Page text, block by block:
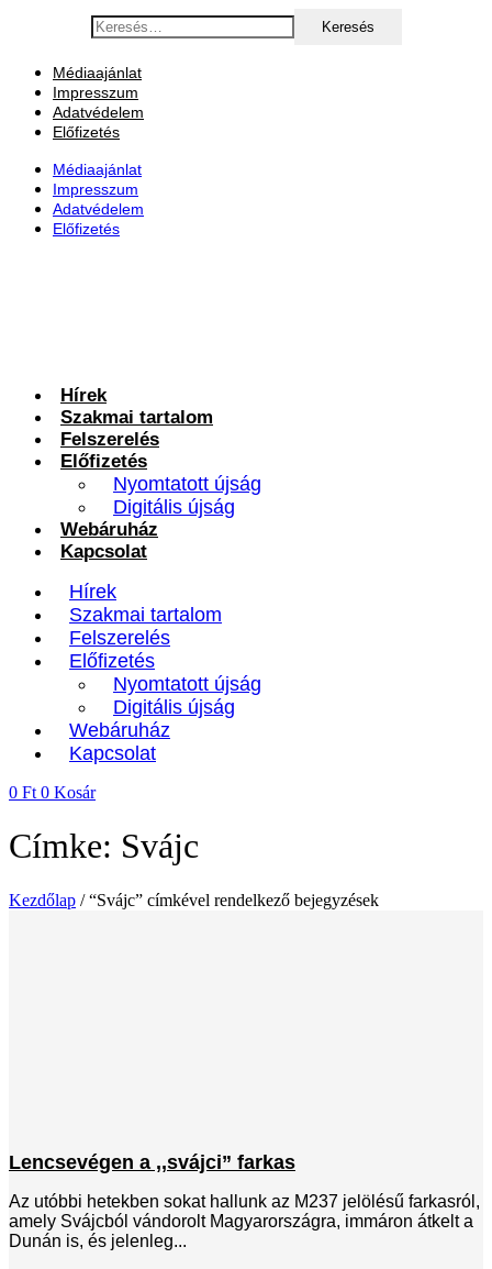
Keresés:
Médiaajánlat
Impresszum
Adatvédelem
Előfizetés
Médiaajánlat
Impresszum
Adatvédelem
Előfizetés
Hírek
Szakmai tartalom
Felszerelés
Előfizetés
Nyomtatott újság
Digitális újság
Webáruház
Kapcsolat
Hírek
Szakmai tartalom
Felszerelés
Előfizetés
Nyomtatott újság
Digitális újság
Webáruház
Kapcsolat
0 Ft 0 Kosár
Címke: Svájc
Kezdőlap / “Svájc” címkével rendelkező bejegyzések
Lencsevégen a ,,svájci” farkas
Az utóbbi hetekben sokat hallunk az M237 jelölésű farkasról,
amely Svájcból vándorolt Magyarországra, immáron átkelt a
Dunán is, és jelenleg...